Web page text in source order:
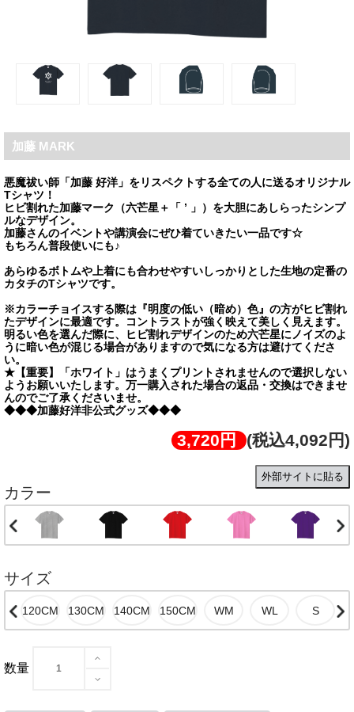
加藤 MARK
悪魔祓い師「加藤 好洋」をリスペクトする全ての人に送るオリジナル
Tシャツ！
ヒビ割れた加藤マーク（六芒星＋「 ’ 」）を大胆にあしらったシンプ
ルなデザイン。
加藤さんのイベントや講演会にぜひ着ていきたい一品です☆
もちろん普段使いにも♪
あらゆるボトムや上着にも合わせやすいしっかりとした生地の定番の
カタチのTシャツです。
※カラーチョイスする際は『明度の低い（暗め）色』の方がヒビ割れ
たデザインに最適です。コントラストが強く映えて美しく見えます。
明るい色を選んだ際に、ヒビ割れデザインのため六芒星にノイズのよ
うに暗い色が混じる場合がありますので気になる方は避けてくださ
い。
★【重要】「ホワイト」はうまくプリントされませんので選択しない
ようお願いいたします。万一購入された場合の返品・交換はできませ
んのでご了承くださいませ。
◆◆◆加藤好洋非公式グッズ◆◆◆
3,720円 (税込4,092円)
外部サイトに貼る
カラー
サイズ
数量